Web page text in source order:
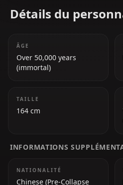
Détails du
ÂGE
Over 50,000 years
(immortal)
TAILLE
164 cm
INFORMATIONS
NATIONALITÉ
Chinese (Pre-Collapse